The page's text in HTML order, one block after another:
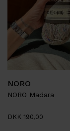
NORO
NORO Madara
DKK 190,00